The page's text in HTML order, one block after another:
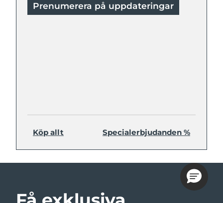
Prenumerera på uppdateringar
Köp allt Specialerbjudanden %